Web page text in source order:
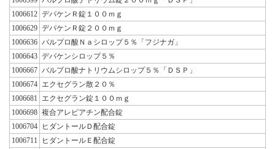
1006612 デパケンＲ錠１００ｍｇ
1006629 デパケンＲ錠２００ｍｇ
1006636 バルプロ酸Ｎａシロップ５％「フジナガ」
1006643 デパケンシロップ５％
1006667 バルプロ酸ナトリウムシロップ５％「ＤＳＰ」
1006674 エクセグラン散２０％
1006681
エクセグラン錠１００ｍｇ
1006698 複合アレビアチン配合錠
1006704
ヒダントールＤ配合錠
1006711
ヒダントールＥ配合錠